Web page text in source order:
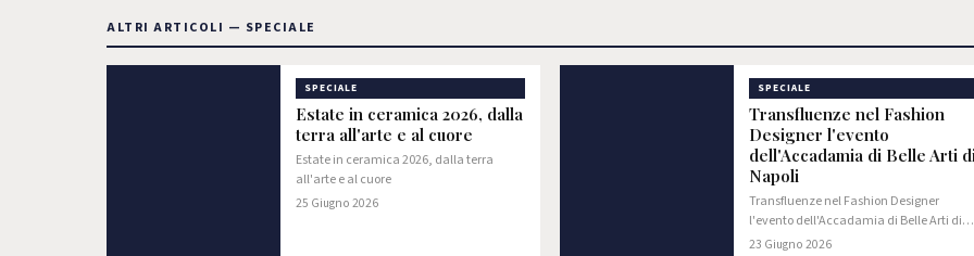
ALTRI ARTICOLI — SPECIALE
SPECIALE
Estate in ceramica 2026, dalla
terra all'arte e al cuore
Estate in ceramica 2026, dalla terra
all'arte e al cuore
25 Giugno 2026
SPECIALE
Transfluenze nel Fashion
Designer l'evento
dell'Accadamia di Belle Arti
Napoli
Transfluenze nel Fashion Designer
l'evento dell'Accadamia di Belle Arti di
Napoli
23 Giugno 2026